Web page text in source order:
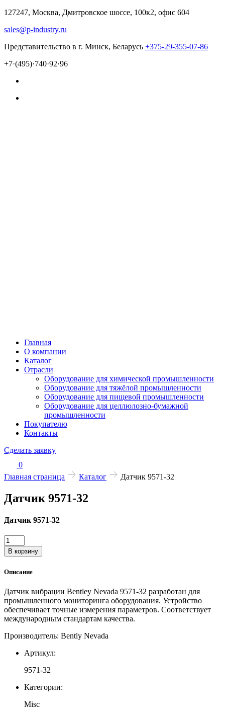
127247, Москва, Дмитровское шоссе, 100к2, офис 604
sales@p-industry.ru
Представительство в г. Минск, Беларусь +375-29-355-07-86
+7·(495)·740·92·96
Главная
О компании
Каталог
Отрасли
Оборудование для химической промышленности
Оборудование для тяжёлой промышленности
Оборудование для пищевой промышленности
Оборудование для целлюлозно-бумажной
промышленности
Покупателю
Контакты
Сделать заявку
0
Главная страница
Каталог Датчик 9571-32
Датчик 9571-32
Датчик 9571-32
Количество
товара
Датчик
32
В корзину
Описание
Датчик вибрации Bentley Nevada 9571-32 разработан для
промышленного мониторинга оборудования. Устройство
обеспечивает точные измерения параметров. Соответствует
международным стандартам качества.
Производитель: Bently Nevada
Артикул:
9571-32
Категории:
Misc